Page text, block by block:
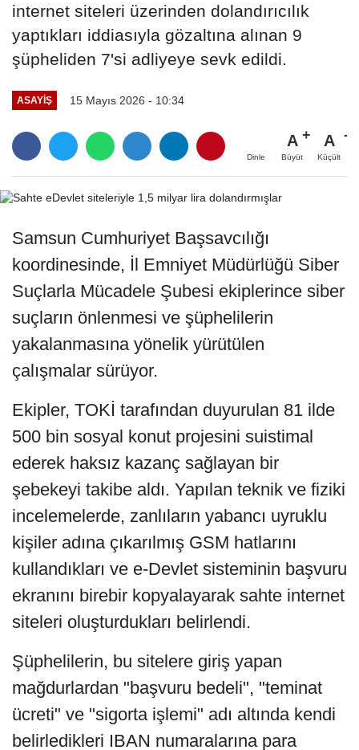
internet siteleri üzerinden dolandırıcılık
yaptıkları iddiasıyla gözaltına alınan 9
şüpheliden 7'si adliyeye sevk edildi.
ASAYIŞ 15 Mayıs 2026 - 10:34
Dinle
A
Büyüt
A
Küçült
Samsun Cumhuriyet Başsavcılığı
koordinesinde, İl Emniyet Müdürlüğü Siber
Suçlarla Mücadele Şubesi ekiplerince siber
suçların önlenmesi ve şüphelilerin
yakalanmasına yönelik yürütülen
çalışmalar sürüyor.
Ekipler, TOKİ tarafından duyurulan 81 ilde
500 bin sosyal konut projesini suistimal
ederek haksız kazanç sağlayan bir
şebekeyi takibe aldı. Yapılan teknik ve fiziki
incelemelerde, zanlıların yabancı uyruklu
kişiler adına çıkarılmış GSM hatlarını
kullandıkları ve e-Devlet sisteminin başvuru
ekranını birebir kopyalayarak sahte internet
siteleri oluşturdukları belirlendi.
Şüphelilerin, bu sitelere giriş yapan
mağdurlardan "başvuru bedeli", "teminat
ücreti" ve "sigorta işlemi" adı altında kendi
belirledikleri IBAN numaralarına para